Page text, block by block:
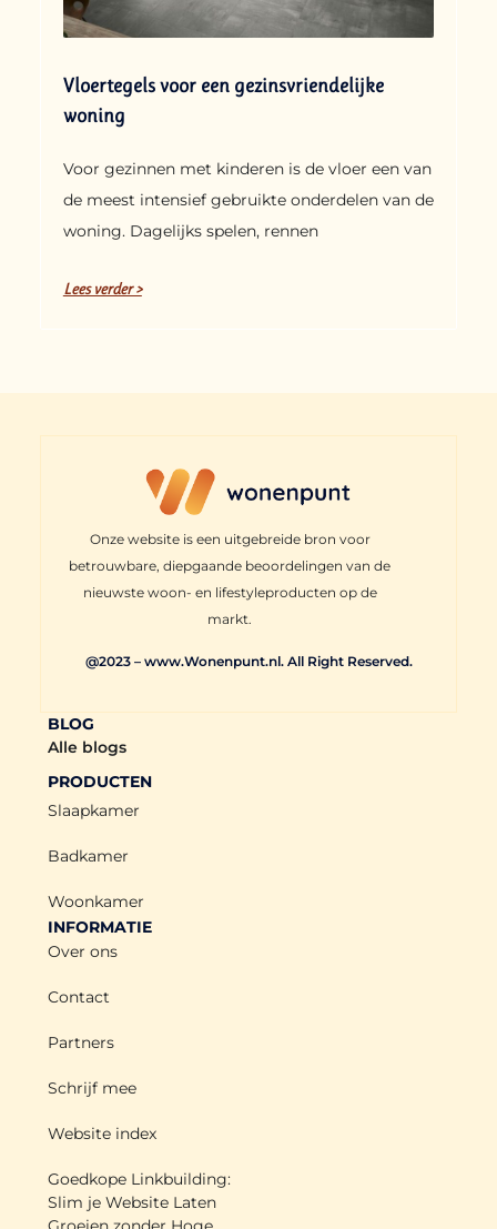
Vloertegels voor een gezinsvriendelijke
woning
Voor gezinnen met kinderen is de vloer een van
de meest intensief gebruikte onderdelen van de
woning. Dagelijks spelen, rennen
Lees verder >
Onze website is een uitgebreide bron voor
betrouwbare, diepgaande beoordelingen van de
nieuwste woon- en lifestyleproducten op de
markt.
@2023 – www.Wonenpunt.nl. All Right Reserved.
BLOG
Alle blogs
PRODUCTEN
Slaapkamer
Badkamer
Woonkamer
INFORMATIE
Over ons
Contact
Partners
Schrijf mee
Website index
Goedkope Linkbuilding:
Slim je Website Laten